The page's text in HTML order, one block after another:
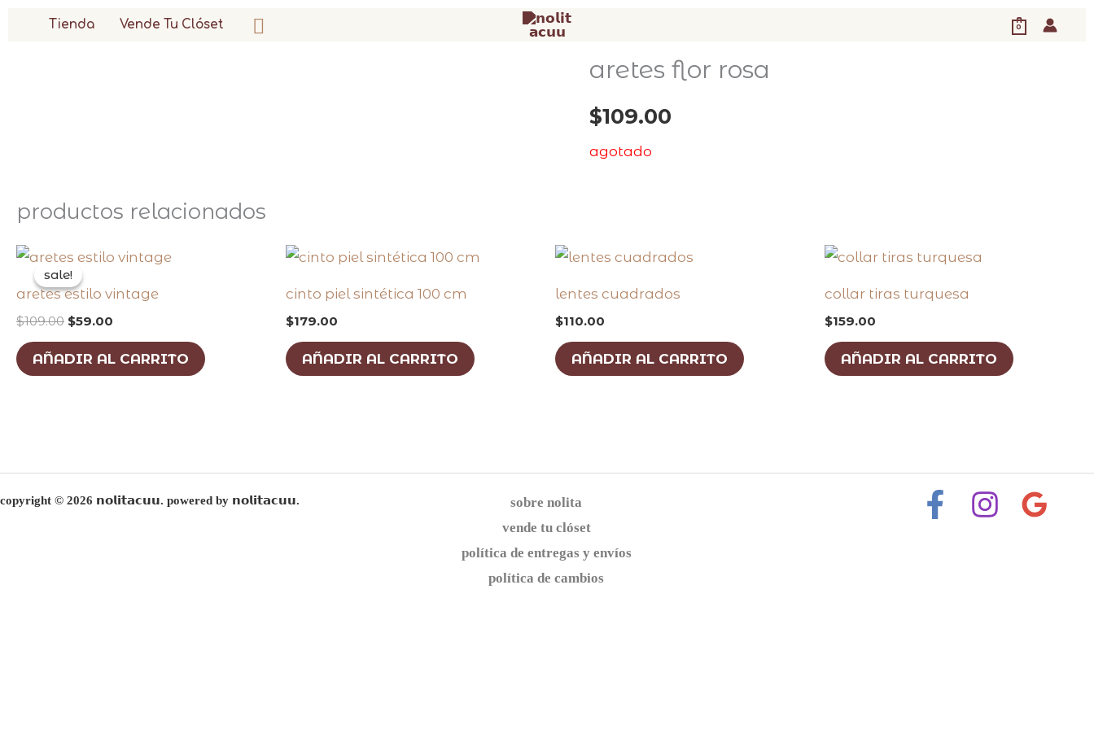
Tienda Vende Tu Clóset buscar 0
aretes flor rosa
$109.00
agotado
productos relacionados
sale!
sale!
aretes estilo vintage
$109.00
original
price
was:
$109.00.
$59.00
current
price
$59.00.
AÑADIR AL CARRITO
cinto piel sintética 100 cm
$179.00
AÑADIR AL CARRITO
lentes cuadrados
$110.00
AÑADIR AL CARRITO
collar tiras turquesa
$159.00
AÑADIR AL CARRITO
copyright © 2026 𝗻𝗼𝗹𝗶𝘁𝗮𝗰𝘂𝘂. powered by 𝗻𝗼𝗹𝗶𝘁𝗮𝗰𝘂𝘂.
sobre nolita
vende tu clóset
política de entregas y envíos
política de cambios